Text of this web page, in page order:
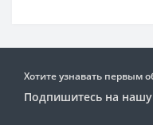
Хотите узнавать первым
Подпишитесь на